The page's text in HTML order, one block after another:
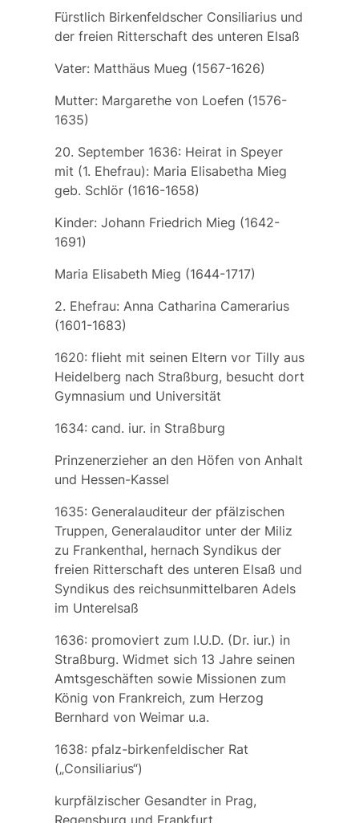
Fürstlich Birkenfeldscher Consiliarius und
der freien Ritterschaft des unteren Elsaß
Vater: Matthäus Mueg (1567-1626)
Mutter: Margarethe von Loefen(1576-
1635)
20. September 1636: Heirat in Speyer
mit (1. Ehefrau): Maria Elisabetha Mieg
geb. Schlör (1616-1658)
Kinder: Johann Friedrich Mieg (1642-
1691)
Maria Elisabeth Mieg (1644-1717)
2. Ehefrau: Anna Catharina Camerarius
(1601-1683)
1620: flieht mit seinen Eltern vor Tilly aus
Heidelberg nach Straßburg, besucht dort
Gymnasium und Universität
1634: cand. iur. in Straßburg
Prinzenerzieher an den Höfen von Anhalt
und Hessen-Kassel
1635: Generalauditeur der pfälzischen
Truppen, Generalauditor unter der Miliz
zu Frankenthal, hernach Syndikus der
freien Ritterschaft des unteren Elsaß und
Syndikus des reichsunmittelbaren Adels
im Unterelsaß
1636: promoviert zum I.U.D. (Dr. iur.) in
Straßburg. Widmet sich 13 Jahre seinen
Amtsgeschäften sowie Missionen zum
König von Frankreich, zum Herzog
Bernhard von Weimar u.a.
1638: pfalz-birkenfeldischer Rat
(„Consiliarius“)
kurpfälzischer Gesandter in Prag,